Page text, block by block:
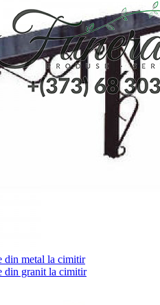
din metal la cimitir
din granit la cimitir